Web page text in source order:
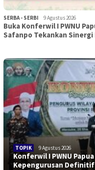
SERBA - SERBI 9 Agustus 2026
Buka Konferwil I PWNU
Safanpo Tekankan Sinergi
TOPIK 9 Agustus 2026
Konferwil I PWNU
Kepengurusan Definitif